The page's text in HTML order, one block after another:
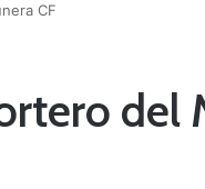
CF
del